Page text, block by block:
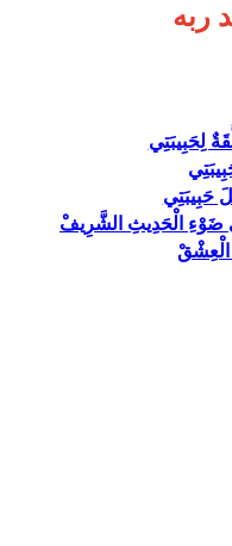
ربه
حَبِيبَتِي
ضَوْءِ الْحَدِيثِ الشَّرِيفْ
الْعِشْقْ